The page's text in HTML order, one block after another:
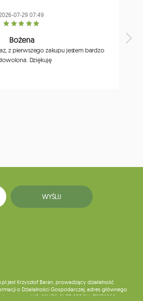
07-29 07:49
Bożena
z pierwszego zakupu jestem bardzo
Dziękuję
WYŚLIJ
jest Krzysztof Baran, prowadzący działalność
o Działalności Gospodarczej, adres głównego
numer NIP: 821-152-01-37, REGON: 711650928 .